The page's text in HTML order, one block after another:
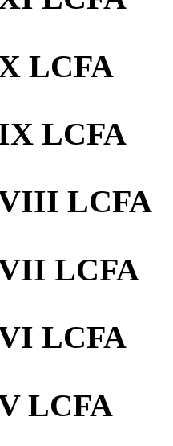
LCFA
LCFA
LCFA
LCFA
LCFA
LCFA